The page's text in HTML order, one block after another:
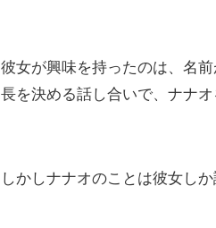
彼女が興味を持ったのは、名
長を決める話し合いで、ナナオ
しかしナナオのことは彼女しか